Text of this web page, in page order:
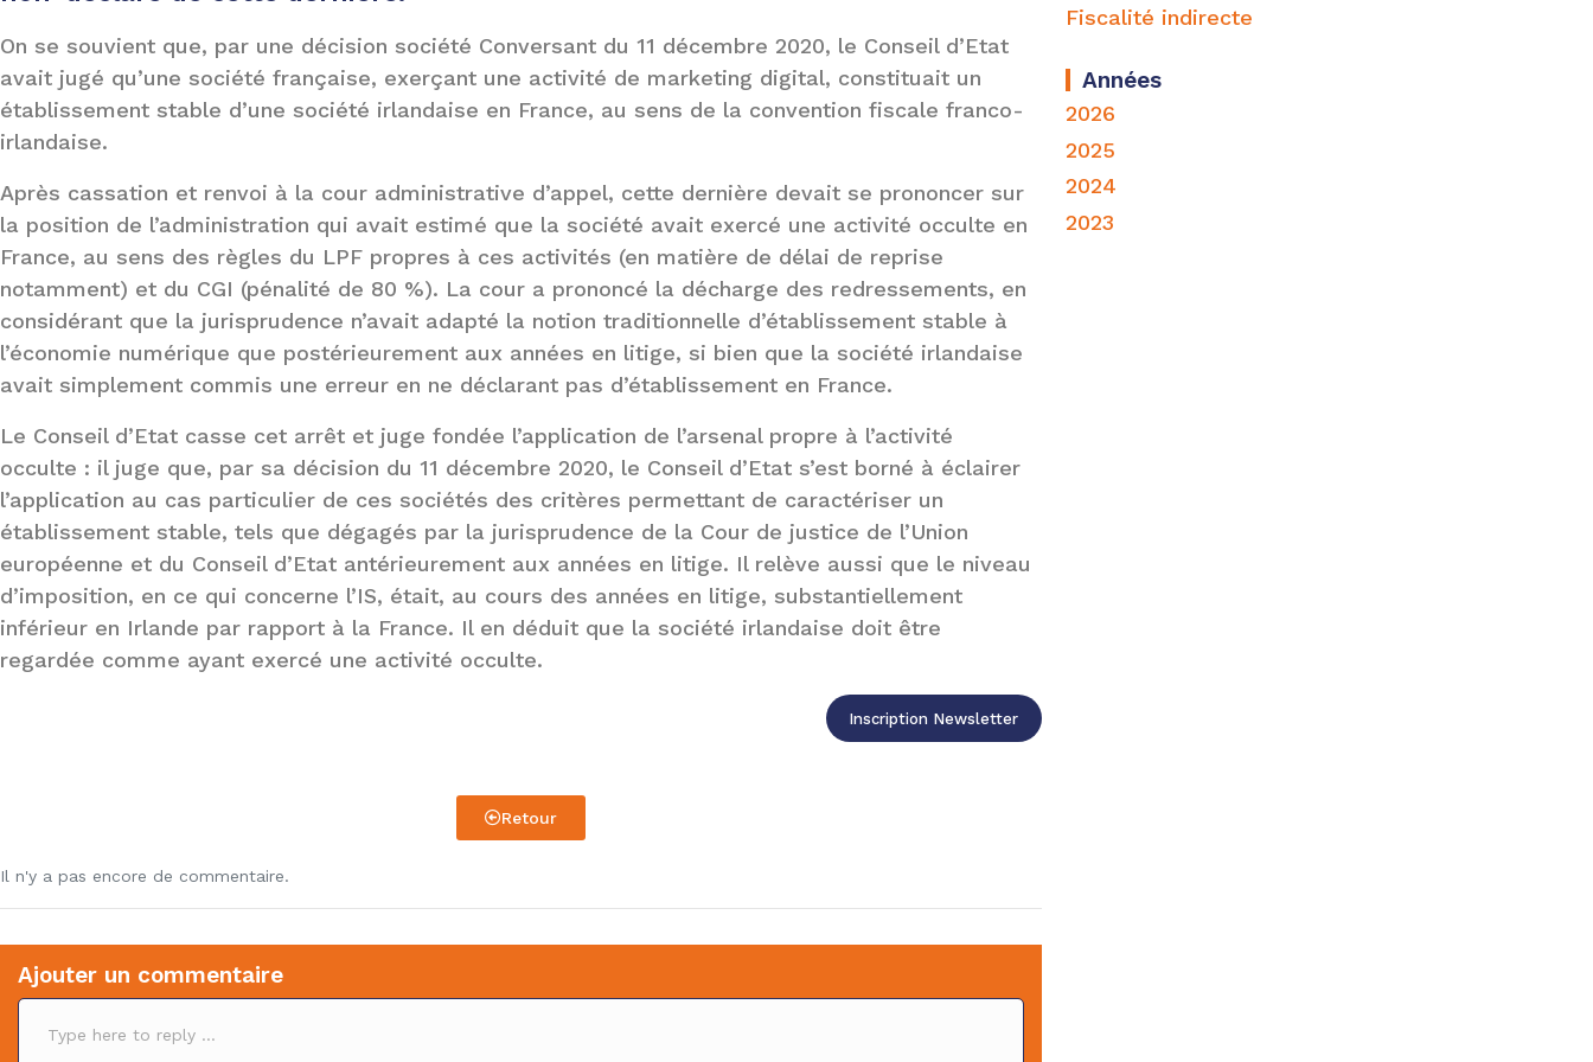
On se souvient que, par une décision société Conversant du 11 décembre 2020, le Conseil d’Etat
avait jugé qu’une société française, exerçant une activité de marketing digital, constituait un
établissement stable d’une société irlandaise en France, au sens de la convention fiscale franco-
irlandaise.
Après cassation et renvoi à la cour administrative d’appel, cette dernière devait se prononcer sur
la position de l’administration qui avait estimé que la société avait exercé une activité occulte en
France, au sens des règles du LPF propres à ces activités (en matière de délai de reprise
notamment) et du CGI (pénalité de 80 %). La cour a prononcé la décharge des redressements, en
considérant que la jurisprudence n’avait adapté la notion traditionnelle d’établissement stable à
l’économie numérique que postérieurement aux années en litige, si bien que la société irlandaise
avait simplement commis une erreur en ne déclarant pas d’établissement en France.
Le Conseil d’Etat casse cet arrêt et juge fondée l’application de l’arsenal propre à l’activité
occulte : il juge que, par sa décision du 11 décembre 2020, le Conseil d’Etat s’est borné à éclairer
l’application au cas particulier de ces sociétés des critères permettant de caractériser un
établissement stable, tels que dégagés par la jurisprudence de la Cour de justice de l’Union
européenne et du Conseil d’Etat antérieurement aux années en litige. Il relève aussi que le niveau
d’imposition, en ce qui concerne l’IS, était, au cours des années en litige, substantiellement
inférieur en Irlande par rapport à la France. Il en déduit que la société irlandaise doit être
regardée comme ayant exercé une activité occulte.
Inscription Newsletter
Retour
Il n'y a pas encore de commentaire.
Ajouter un commentaire
C
Fiscalité indirecte
Années
2026
2025
2024
2023